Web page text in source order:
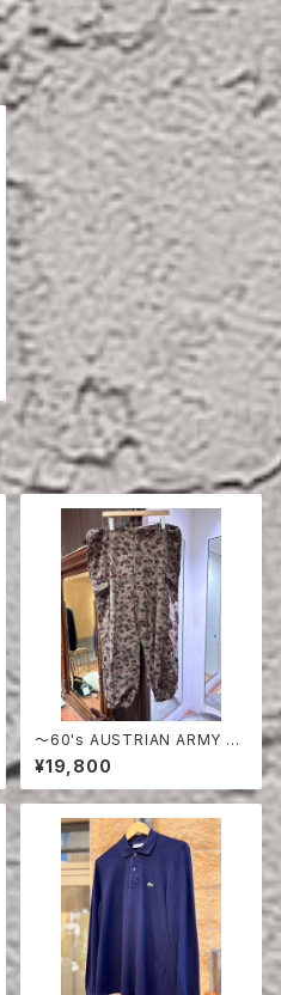
〜60's AUSTRIAN ARMY PE
A DOT CAMO FIERD PANT
S
¥19,800